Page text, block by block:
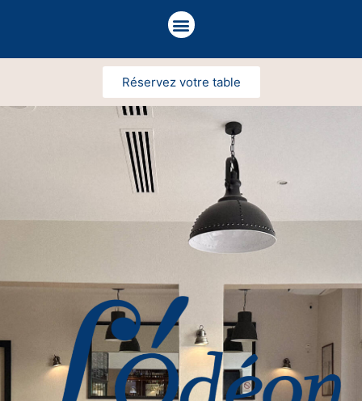
Réservez votre table